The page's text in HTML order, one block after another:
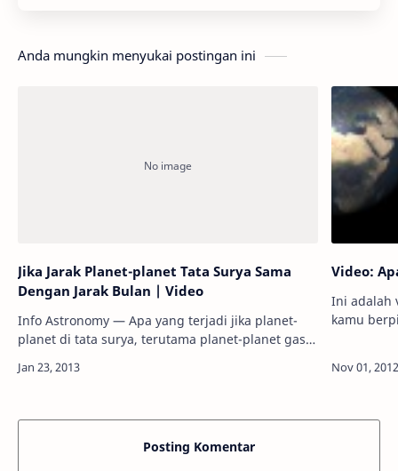
Anda mungkin menyukai postingan ini
Jika Jarak Planet-planet Tata Surya Sama
Dengan Jarak Bulan | Video
Info Astronomy — Apa yang terjadi jika planet-
planet di tata surya, terutama planet-planet gas
Video:
Ini adalah
kamu berpikir
Posting Komentar